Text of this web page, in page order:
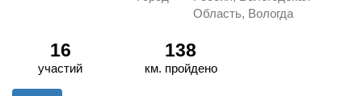
Область, Вологда
16
участий
138
км. пройдено